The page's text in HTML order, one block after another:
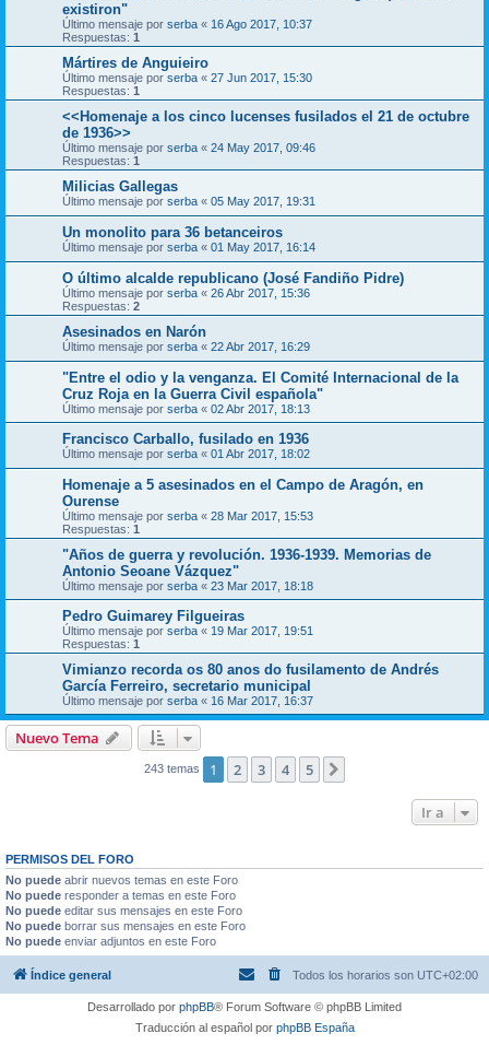
existiron"
Último mensaje por serba « 16 Ago 2017, 10:37
Respuestas: 1
Mártires de Anguieiro
Último mensaje por serba « 27 Jun 2017, 15:30
Respuestas: 1
<<Homenaje a los cinco lucenses fusilados el 21 de octubre
de 1936>>
Último mensaje por serba « 24 May 2017, 09:46
Respuestas: 1
Milicias Gallegas
Último mensaje por serba « 05 May 2017, 19:31
Un monolito para 36 betanceiros
Último mensaje por serba « 01 May 2017, 16:14
O último alcalde republicano (José Fandiño Pidre)
Último mensaje por serba « 26 Abr 2017, 15:36
Respuestas: 2
Asesinados en Narón
Último mensaje por serba « 22 Abr 2017, 16:29
"Entre el odio y la venganza. El Comité Internacional de la
Cruz Roja en la Guerra Civil española"
Último mensaje por serba « 02 Abr 2017, 18:13
Francisco Carballo, fusilado en 1936
Último mensaje por serba « 01 Abr 2017, 18:02
Homenaje a 5 asesinados en el Campo de Aragón, en
Ourense
Último mensaje por serba « 28 Mar 2017, 15:53
Respuestas: 1
"Años de guerra y revolución. 1936-1939. Memorias de
Antonio Seoane Vázquez"
Último mensaje por serba « 23 Mar 2017, 18:18
Pedro Guimarey Filgueiras
Último mensaje por serba « 19 Mar 2017, 19:51
Respuestas: 1
Vimianzo recorda os 80 anos do fusilamento de Andrés
García Ferreiro, secretario municipal
Último mensaje por serba « 16 Mar 2017, 16:37
Nuevo Tema
243 temas 1 2 3 4 5
Ir a
PERMISOS DEL FORO
No puede abrir nuevos temas en este Foro
No puede responder a temas en este Foro
No puede editar sus mensajes en este Foro
No puede borrar sus mensajes en este Foro
No puede enviar adjuntos en este Foro
Índice general Todos los horarios son UTC+02:00
Desarrollado por phpBB® Forum Software © phpBB Limited
Traducción al español por phpBB España